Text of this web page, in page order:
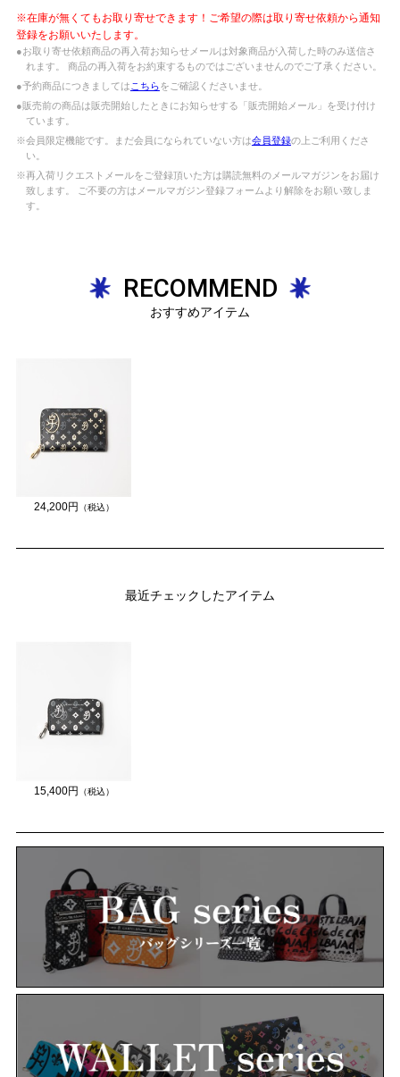
※在庫が無くてもお取り寄せできます！ご希望の際は取り寄せ依頼から通知
登録をお願いいたします。
●お取り寄せ依頼商品の再入荷お知らせメールは対象商品が入荷した時のみ送信さ
れます。 商品の再入荷をお約束するものではございませんのでご了承ください。
●予約商品につきましては こちらをご確認くださいませ。
●販売前の商品は販売開始したときにお知らせする「販売開始メール」を受け付け
ています。
※会員限定機能です。まだ会員になられていない方は会員登録の上ご利用くださ
い。
※再入荷リクエストメールをご登録頂いた方は購読無料のメールマガジンをお届け
致します。 ご不要の方はメールマガジン登録フォームより解除をお願い致しま
す。
RECOMMEND
おすすめアイテム
24,200円 （税込）
最近チェックしたアイテム
15,400円 （税込）